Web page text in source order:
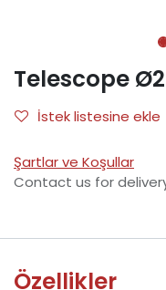
Telescope
İstek listesine ekle
Şartlar ve Koşullar
Contact us for
Özellikler